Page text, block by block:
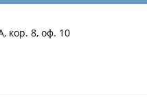
кор. 8, оф. 10